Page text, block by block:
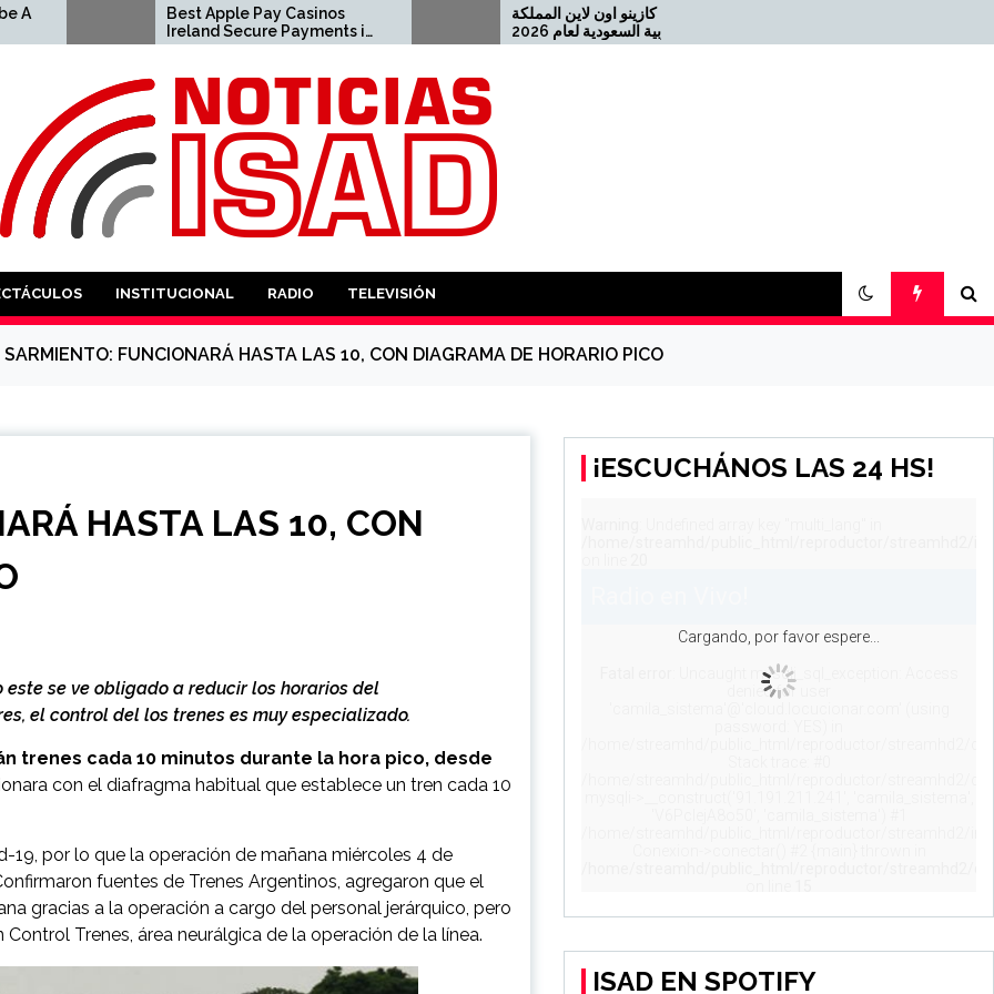
Best Apple Pay Casinos
Ireland Secure Payments in
2026 2023-04-23 apple pay
أفضل كازينو اون لاين المملكة
2021-08-04 كازينو USDT
INSTITUCIONAL RADIO TELEVISIÓN
FUNCIONARÁ HASTA LAS 10, CON DIAGRAMA DE HORARIO PICO
HASTA LAS 10, CON
se ve obligado a reducir los horarios del
el control del los trenes es muy especializado.
trenes cada 10 minutos durante la hora pico, desde
con el diafragma habitual que establece un tren cada 10
por lo que la operación de mañana miércoles 4 de
fuentes de Trenes Argentinos, agregaron que el
gracias a la operación a cargo del personal jerárquico, pero
Trenes, área neurálgica de la operación de la línea.
¡ESCUCHÁNOS LAS 24 HS!
ISAD EN SPOTIFY